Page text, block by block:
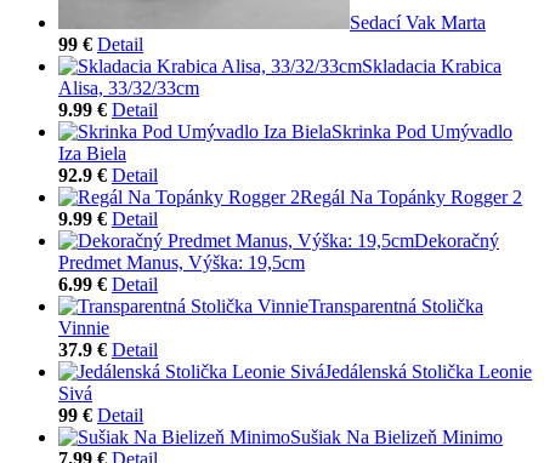
Sedací Vak Marta
99 € Detail
Skladacia Krabica
Alisa, 33/32/33cm
9.99 € Detail
Skrinka Pod Umývadlo
Iza Biela
92.9 € Detail
Regál Na Topánky Rogger 2
9.99 € Detail
Dekoračný
Predmet Manus, Výška: 19,5cm
6.99 € Detail
Transparentná Stolička
Vinnie
37.9 € Detail
Jedálenská Stolička Leonie
Sivá
99 € Detail
Sušiak Na Bielizeň Minimo
7.99 € Detail